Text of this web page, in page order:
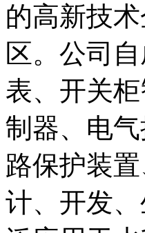
的高新技
区。公司
表、开关
制器、电
路保护装
计、开发